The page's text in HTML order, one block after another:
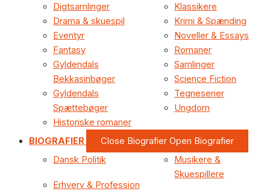
Digtsamlinger
Drama & skuespil
Eventyr
Fantasy
Gyldendals
Bekkasinbøger
Gyldendals
Spættebøger
Historiske romaner
Klassikere
Krimi & Spænding
Noveller & Essays
Romaner
Samlinger
Science Fiction
Tegneserier
Ungdom
BIOGRAFIER Close Biografier Open Biografier
Dansk Politik
Erhverv & Profession
Musikere &
Skuespillere